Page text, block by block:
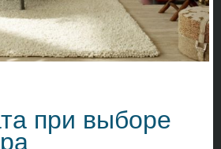
при выборе